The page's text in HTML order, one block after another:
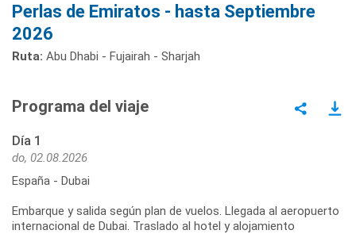
Perlas de Emiratos - hasta Septiembre
2026
Ruta: Abu Dhabi - Fujairah - Sharjah
Programa del viaje
Día 1
do, 02.08.2026
España - Dubai
Embarque y salida según plan de vuelos. Llegada al aeropuerto
internacional de Dubai. Traslado al hotel y alojamiento